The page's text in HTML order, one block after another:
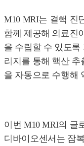
M10 MRI는 결핵 진
함께 제공해 의료진
을 수립할 수 있도록
리지를 통해 핵산 추
을 자동으로 수행해
이번 M10 MRI의 글
디바이오센서는 잠